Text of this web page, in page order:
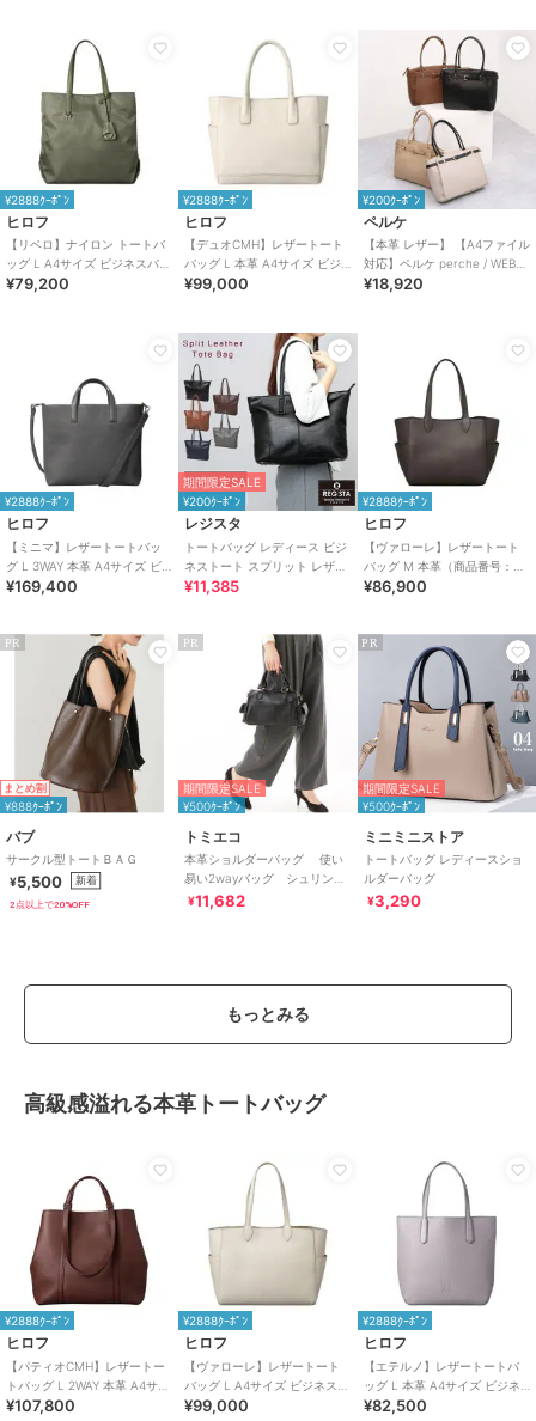
¥2888ｸｰﾎﾟﾝ
ヒロフ
【リベロ】ナイロン トートバ
ッグ L A4サイズ ビジネスバッ
グ（商品番号：P25-39314）
¥79,200
¥2888ｸｰﾎﾟﾝ
ヒロフ
【デュオCMH】レザートート
バッグ L 本革 A4サイズ ビジ
ネスバッグ（商品番号：P25-
¥99,000
¥200ｸｰﾎﾟﾝ
ペルケ
【本革 レザー】 【A4ファイル
対応】ペルケ perche / WEB限
定牛革ソフトA4ベルトトート
¥18,920
¥2888ｸｰﾎﾟﾝ
ヒロフ
【ミニマ】レザートートバッ
グ L 3WAY 本革 A4サイズ ビ
ジネスバッグ（商品番号：
¥169,400
期間限定SALE
¥200ｸｰﾎﾟﾝ
レジスタ
トートバッグ レディース ビジ
ネストート スプリット レザー
牛床革
¥11,385
¥2888ｸｰﾎﾟﾝ
ヒロフ
【ヴァローレ】レザートート
バッグ M 本革（商品番号：
P25-35313）
¥86,900
PR
まとめ割
¥888ｸｰﾎﾟﾝ
バブ
サークル型トートＢＡＧ
¥5,500 新着
2点以上で20%OFF
PR
期間限定SALE
¥500ｸｰﾎﾟﾝ
トミエコ
本革ショルダーバッグ 使い
易い2wayバッグ シュリンク
レザー
¥11,682
PR
期間限定SALE
¥500ｸｰﾎﾟﾝ
ミニミニストア
トートバッグ レディースショ
ルダーバッグ
¥3,290
もっとみる
高級感溢れる本革トートバッグ
¥2888ｸｰﾎﾟﾝ
ヒロフ
【パティオCMH】レザートー
トバッグ L 2WAY 本革 A4サイ
ズ ビジネスバッグ（商品番
¥107,800
¥2888ｸｰﾎﾟﾝ
ヒロフ
【ヴァローレ】レザートート
バッグ L A4サイズ ビジネスバ
ッグ本革（商品番号：P25-
¥99,000
¥2888ｸｰﾎﾟﾝ
ヒロフ
【エテルノ】レザートートバ
ッグ L 本革 A4サイズ ビジネ
スバッグ（商品番号：P25-
¥82,500